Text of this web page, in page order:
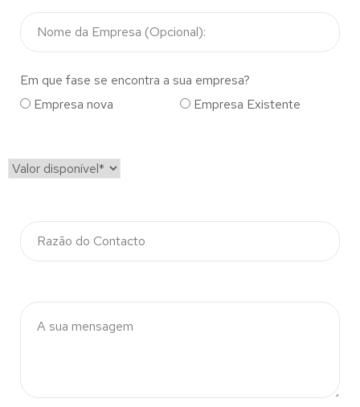
Em que fase se encontra a sua empresa?
Empresa nova
Empresa Existente